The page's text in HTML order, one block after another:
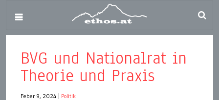
BVG und Nationalrat in
Theorie und Praxis
Feber 9, 2024 Politik